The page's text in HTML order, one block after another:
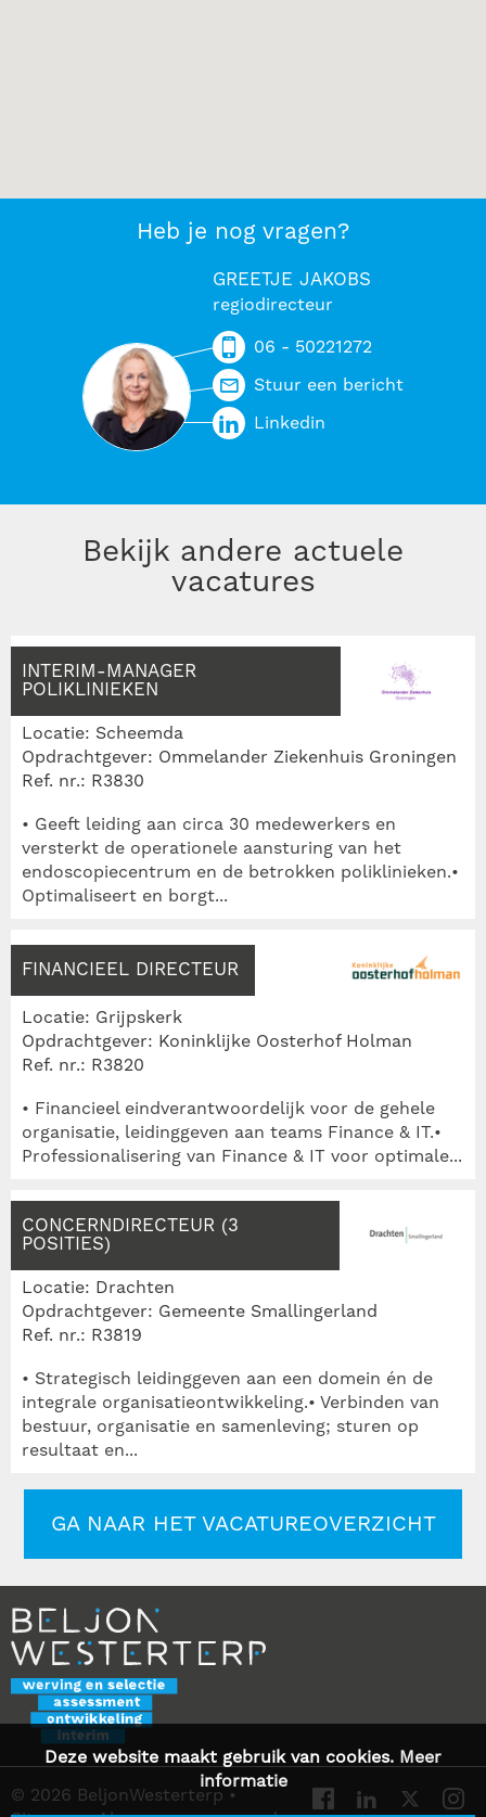
Deze website maakt gebruik van cookies. Meer
informatie
Heb je nog vragen?
GREETJE JAKOBS
regiodirecteur
06 - 50221272
Stuur een bericht
Linkedin
Bekijk andere actuele
vacatures
INTERIM-MANAGER
POLIKLINIEKEN
Locatie: Scheemda
Opdrachtgever: Ommelander Ziekenhuis Groningen
Ref. nr.: R3830
• Geeft leiding aan circa 30 medewerkers en
versterkt de operationele aansturing van het
endoscopiecentrum en de betrokken poliklinieken.•
Optimaliseert en borgt...
FINANCIEEL DIRECTEUR
Locatie: Grijpskerk
Opdrachtgever: Koninklijke Oosterhof Holman
Ref. nr.: R3820
• Financieel eindverantwoordelijk voor de gehele
organisatie, leidinggeven aan teams Finance & IT.•
Professionalisering van Finance & IT voor optimale...
CONCERNDIRECTEUR (3
POSITIES)
Locatie: Drachten
Opdrachtgever: Gemeente Smallingerland
Ref. nr.: R3819
• Strategisch leidinggeven aan een domein én de
integrale organisatieontwikkeling.• Verbinden van
bestuur, organisatie en samenleving; sturen op
resultaat en...
GA NAAR HET VACATUREOVERZICHT
© 2026 BeljonWesterterp •